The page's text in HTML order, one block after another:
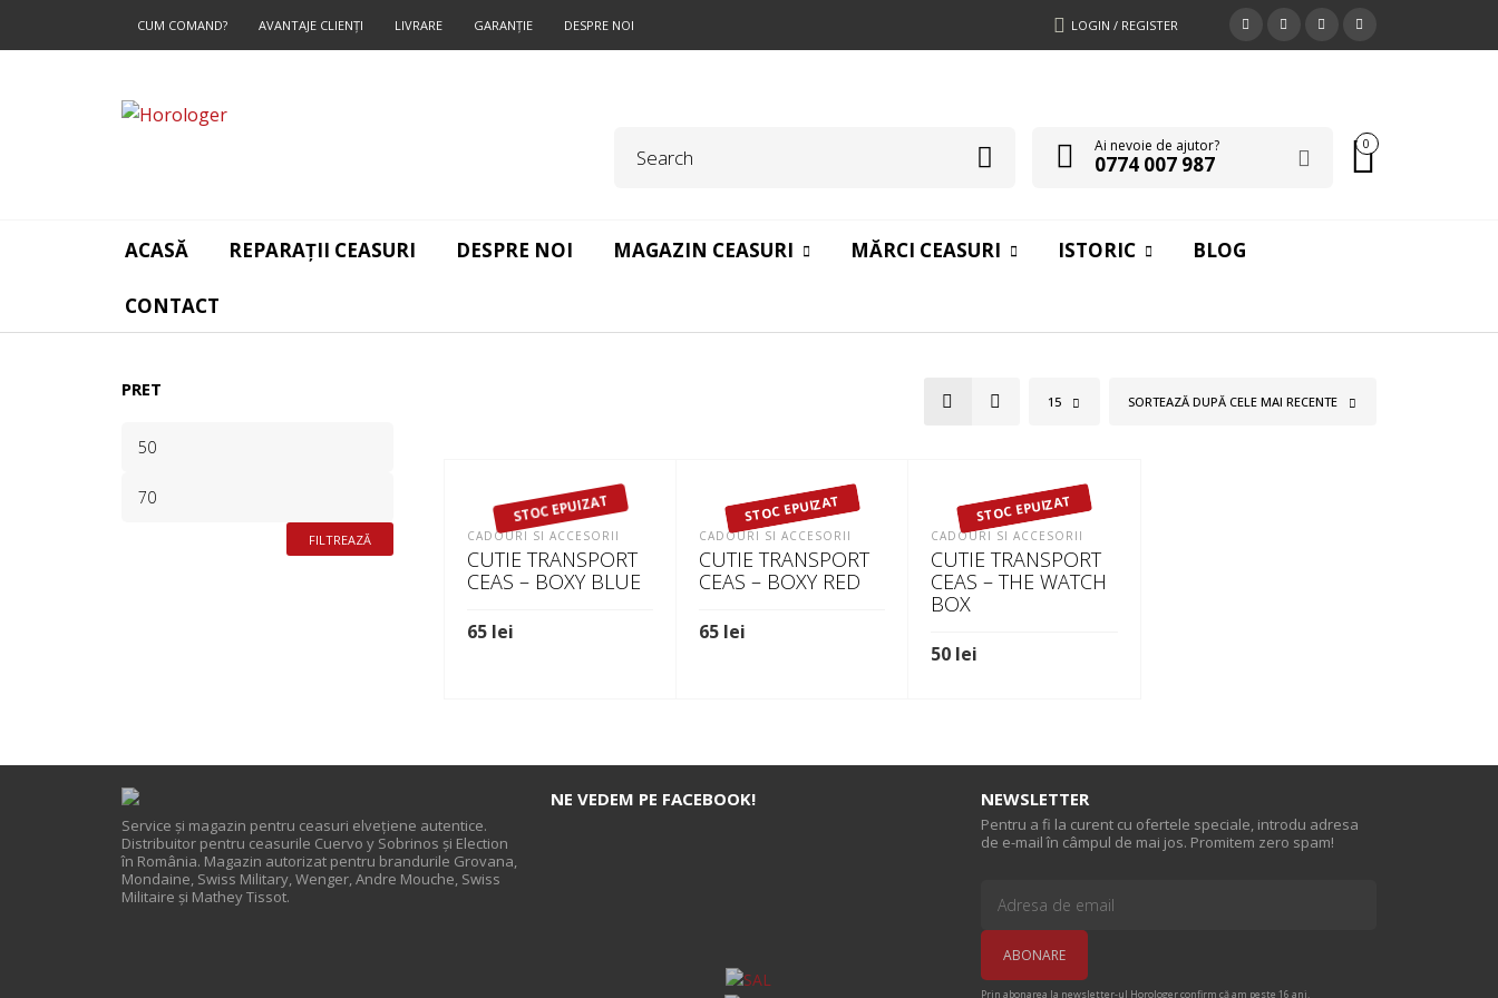
CUM COMAND? AVANTAJE CLIENŢI LIVRARE GARANŢIE DESPRE NOI LOGIN / REGISTER
Ai nevoie de ajutor?
0774 007 987
0
ACASĂ REPARAȚII CEASURI DESPRE NOI MAGAZIN CEASURI MĂRCI CEASURI ISTORIC BLOG
CONTACT
PRET
MINIM
MAXIM
FILTREAZĂ
15 SORTEAZĂ DUPĂ CELE MAI RECENTE
STOC EPUIZAT
CADOURI SI ACCESORII
CUTIE TRANSPORT
CEAS – BOXY BLUE
65 lei
STOC EPUIZAT
CADOURI SI ACCESORII
CUTIE TRANSPORT
CEAS – BOXY RED
65 lei
STOC EPUIZAT
CADOURI SI ACCESORII
CUTIE TRANSPORT
CEAS – THE WATCH
BOX
50 lei
Service și magazin pentru ceasuri elveţiene autentice.
Distribuitor pentru ceasurile Cuervo y Sobrinos și Election
în România. Magazin autorizat pentru brandurile Grovana,
Mondaine, Swiss Military, Wenger, Andre Mouche, Swiss
Militaire și Mathey Tissot.
NE VEDEM PE FACEBOOK! NEWSLETTER
Pentru a fi la curent cu ofertele speciale, introdu adresa
de e-mail în câmpul de mai jos. Promitem zero spam!
Prin abonarea la newsletter-ul Horologer confirm că am peste 16 ani.